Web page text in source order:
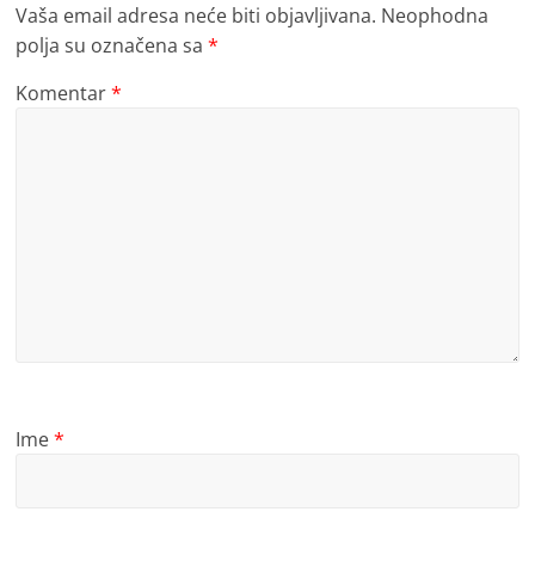
Vaša email adresa neće biti objavljivana. Neophodna
polja su označena sa*
Komentar*
Ime*